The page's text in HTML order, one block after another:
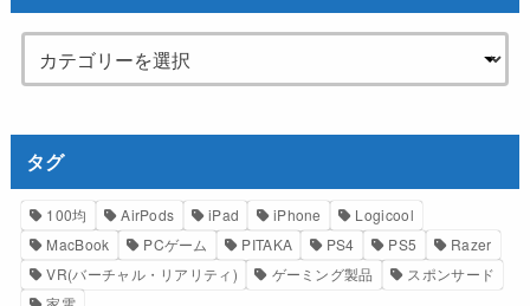
タグ
100均 AirPods iPad iPhone
Logicool
MacBook
PCゲーム PITAKA PS4 PS5
Razer
VR(バーチャル・リアリティ)
ゲーミング製品
スポンサード